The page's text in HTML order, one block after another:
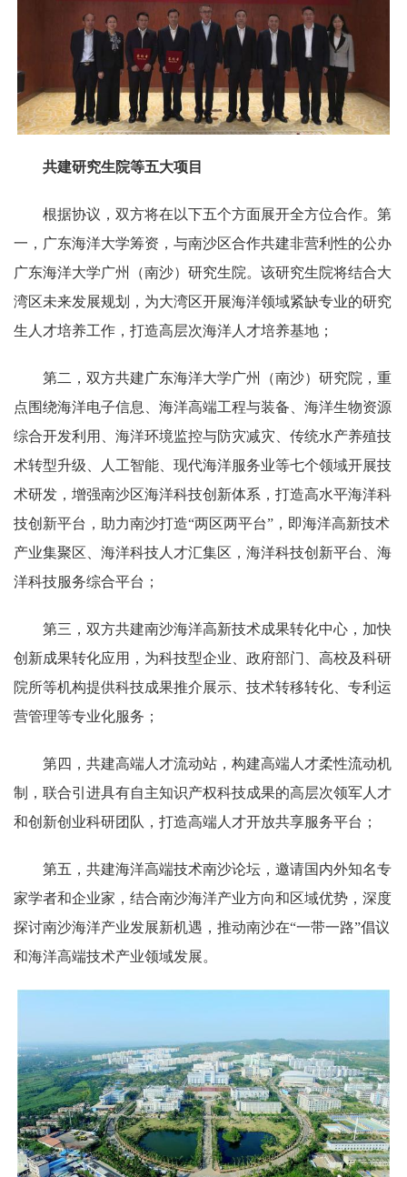
共建研究生院等五大项目
根据协议，双方将在以下五个方面展开全方位合作。第
一，广东海洋大学筹资，与南沙区合作共建非营利性的公办
广东海洋大学广州（南沙）研究生院。该研究生院将结合大
湾区未来发展规划，为大湾区开展海洋领域紧缺专业的研究
生人才培养工作，打造高层次海洋人才培养基地；
第二，双方共建广东海洋大学广州（南沙）研究院，重
点围绕海洋电子信息、海洋高端工程与装备、海洋生物资源
综合开发利用、海洋环境监控与防灾减灾、传统水产养殖技
术转型升级、人工智能、现代海洋服务业等七个领域开展技
术研发，增强南沙区海洋科技创新体系，打造高水平海洋科
技创新平台，助力南沙打造“两区两平台”，即海洋高新技术
产业集聚区、海洋科技人才汇集区，海洋科技创新平台、海
洋科技服务综合平台；
第三，双方共建南沙海洋高新技术成果转化中心，加快
创新成果转化应用，为科技型企业、政府部门、高校及科研
院所等机构提供科技成果推介展示、技术转移转化、专利运
营管理等专业化服务；
第四，共建高端人才流动站，构建高端人才柔性流动机
制，联合引进具有自主知识产权科技成果的高层次领军人才
和创新创业科研团队，打造高端人才开放共享服务平台；
第五，共建海洋高端技术南沙论坛，邀请国内外知名专
家学者和企业家，结合南沙海洋产业方向和区域优势，深度
探讨南沙海洋产业发展新机遇，推动南沙在“一带一路”倡议
和海洋高端技术产业领域发展。